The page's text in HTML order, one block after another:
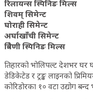
रिलायन्स स्पिनिङ मिल्स
शिवम् सिमेन्ट
घोराही सिमेन्ट
अर्घाखाँची सिमेन्ट
त्रिवेणी स्पिनिङ मिल्स
तिहारको भोलिपल्ट देशभर घर
डेडिकेटेड र ट्रङ्क लाइनको
कोरिडोरका १० वटा उद्योग